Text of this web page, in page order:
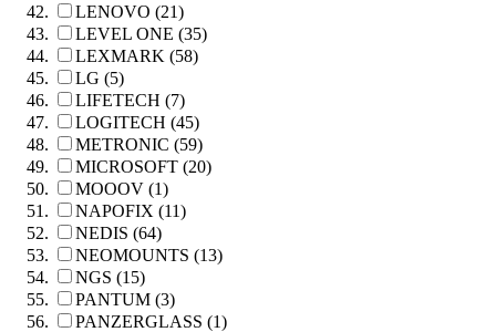
LENOVO (21)
LEVEL ONE (35)
LEXMARK (58)
LG (5)
LIFETECH (7)
LOGITECH (45)
METRONIC (59)
MICROSOFT (20)
MOOOV (1)
NAPOFIX (11)
NEDIS (64)
NEOMOUNTS (13)
NGS (15)
PANTUM (3)
PANZERGLASS (1)